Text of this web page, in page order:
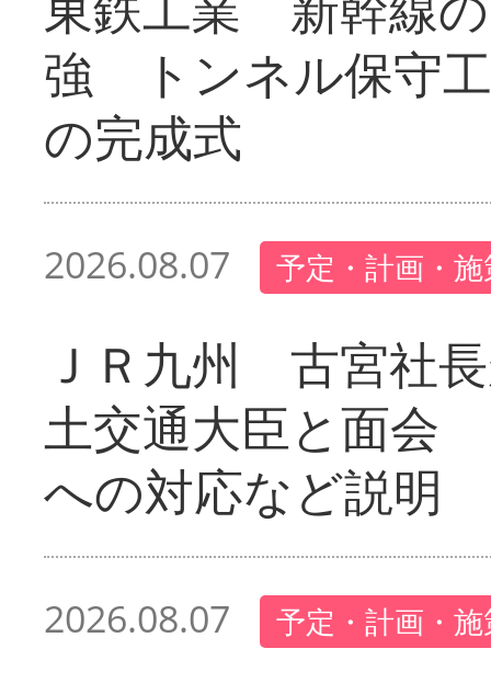
強 トンネル保守
の完成式
2026.08.07 予定・計画・
ＪＲ九州 古宮社
土交通大臣と面会
への対応など説明
2026.08.07 予定・計画・